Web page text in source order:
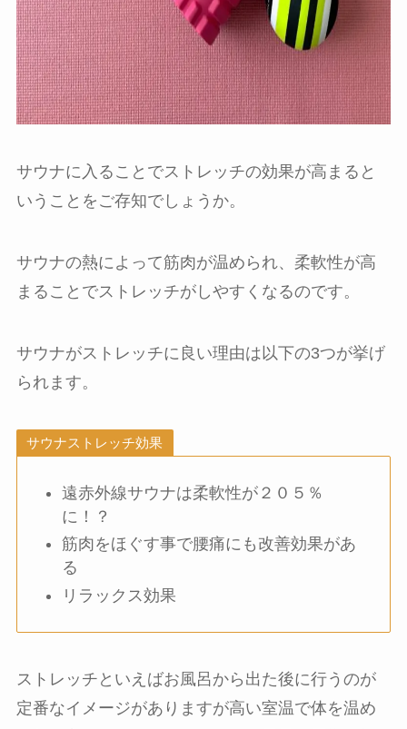
サウナに入ることでストレッチの効果が高まると
いうことをご存知でしょうか。
サウナの熱によって筋肉が温められ、柔軟性が高
まることでストレッチがしやすくなるのです。
サウナがストレッチに良い理由は以下の3つが挙げ
られます。
サウナストレッチ効果
遠赤外線サウナは柔軟性が２０５％
に！？
筋肉をほぐす事で腰痛にも改善効果があ
る
リラックス効果
ストレッチといえばお風呂から出た後に行うのが
定番なイメージがありますが高い室温で体を温め